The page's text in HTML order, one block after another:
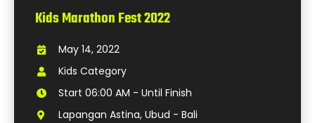
Kids Marathon Fest 2022
May 14, 2022
Kids Category
Start 06:00 AM - Until Finish
Lapangan Astina, Ubud - Bali